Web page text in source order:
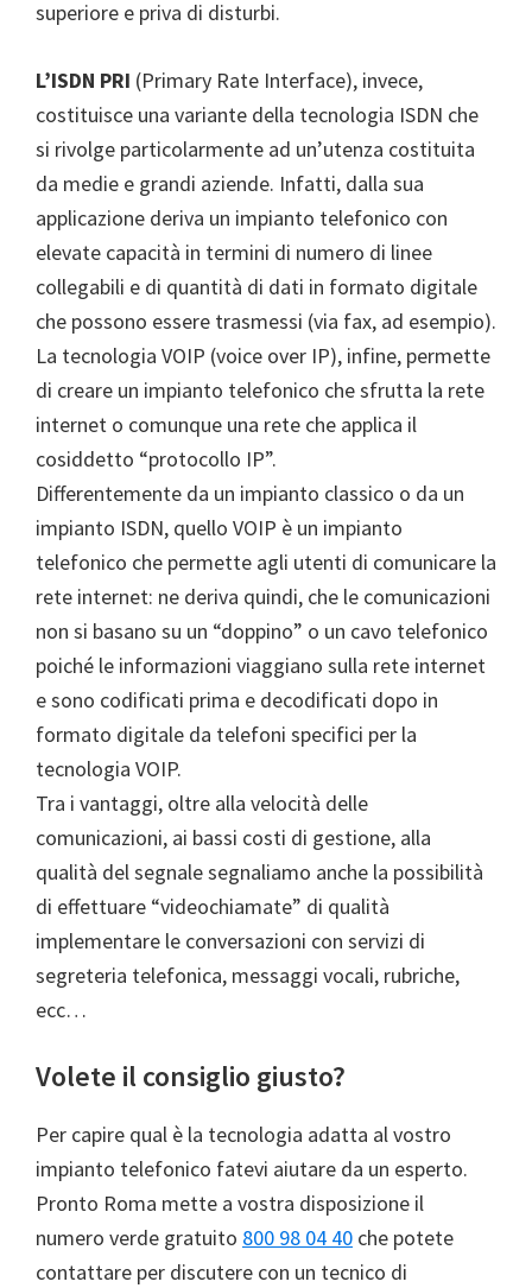
superiore e priva di disturbi.
L’ISDN PRI (Primary Rate Interface), invece,
costituisce una variante della tecnologia ISDN che
si rivolge particolarmente ad un’utenza costituita
da medie e grandi aziende. Infatti, dalla sua
applicazione deriva un impianto telefonico con
elevate capacità in termini di numero di linee
collegabili e di quantità di dati in formato digitale
che possono essere trasmessi (via fax, ad esempio).
La tecnologia VOIP (voice over IP), infine, permette
di creare un impianto telefonico che sfrutta la rete
internet o comunque una rete che applica il
cosiddetto “protocollo IP”.
Differentemente da un impianto classico o da un
impianto ISDN, quello VOIP è un impianto
telefonico che permette agli utenti di comunicare la
rete internet: ne deriva quindi, che le comunicazioni
non si basano su un “doppino” o un cavo telefonico
poiché le informazioni viaggiano sulla rete internet
e sono codificati prima e decodificati dopo in
formato digitale da telefoni specifici per la
tecnologia VOIP.
Tra i vantaggi, oltre alla velocità delle
comunicazioni, ai bassi costi di gestione, alla
qualità del segnale segnaliamo anche la possibilità
di effettuare “videochiamate” di qualità
implementare le conversazioni con servizi di
segreteria telefonica, messaggi vocali, rubriche,
ecc…
Volete il consiglio giusto?
Per capire qual è la tecnologia adatta al vostro
impianto telefonico fatevi aiutare da un esperto.
Pronto Roma mette a vostra disposizione il
numero verde gratuito 800 98 04 40 che potete
contattare per discutere con un tecnico di